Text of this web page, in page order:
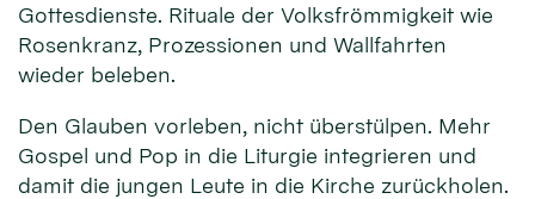
Gottesdienste. Rituale der Volksfrömmigkeit wie
Rosenkranz, Prozessionen und Wallfahrten
wieder beleben.
Den Glauben vorleben, nicht überstülpen. Mehr
Gospel und Pop in die Liturgie integrieren und
damit die jungen Leute in die Kirche zurückholen.